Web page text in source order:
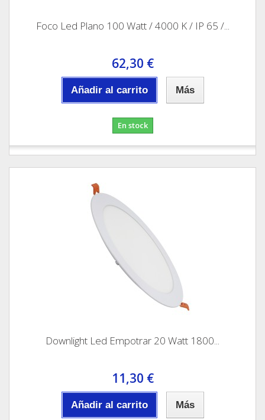
Foco Led Plano 100 Watt / 4000 K / IP 65 /...
62,30 €
Añadir al carrito Más
En stock
Downlight Led Empotrar 20 Watt 1800...
11,30 €
Añadir al carrito Más